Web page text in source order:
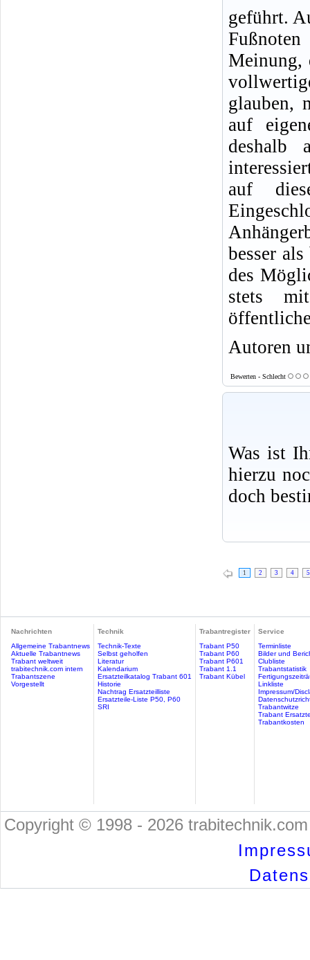
geführt.
Meinung,
glauben,
auf
deshalb
auf
besser
des
stets
Autoren
Bewerten - Schlecht
Was ist
hierzu
doch
1 2 3 4 5
Nachrichten
Allgemeine Trabantnews
Aktuelle Trabantnews
Trabant weltweit
trabitechnik.com intern
Trabantszene
Vorgestellt
Technik
Technik-Texte
Selbst geholfen
Literatur
Kalendarium
Ersatzteilkatalog Trabant 601
Historie
Nachtrag Ersatzteilliste
Ersatzteile-Liste P50, P60
SRI
Trabantregister
Trabant P50
Trabant P60
Trabant P601
Trabant 1.1
Trabant Kübel
Service
Terminliste
Bilder und
Clubliste
Trabantstatistik
Linkliste
Impressum/
Trabantwitze
Trabant
Trabantkosten
Copyright © 1998 - 2026